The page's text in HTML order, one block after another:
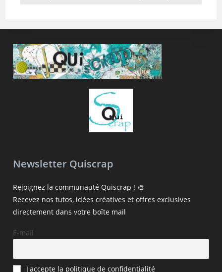
Newsletter Quiscrap
Rejoignez la communauté Quiscrap ! 🎨
Recevez nos tutos, idées créatives et offres exclusives
directement dans votre boîte mail
E-mail
J'accepte la politique de confidentialité